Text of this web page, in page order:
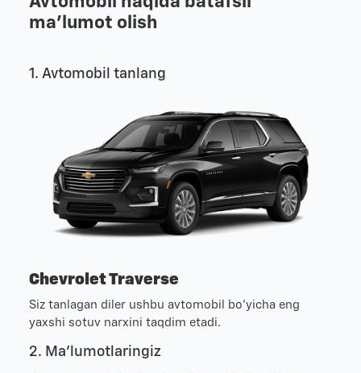
ma'lumot olish
1. Avtomobil tanlang
Chevrolet Traverse
Siz tanlagan diler ushbu avtomobil bo'yicha eng
yaxshi sotuv narxini taqdim etadi.
2. Ma'lumotlaringiz